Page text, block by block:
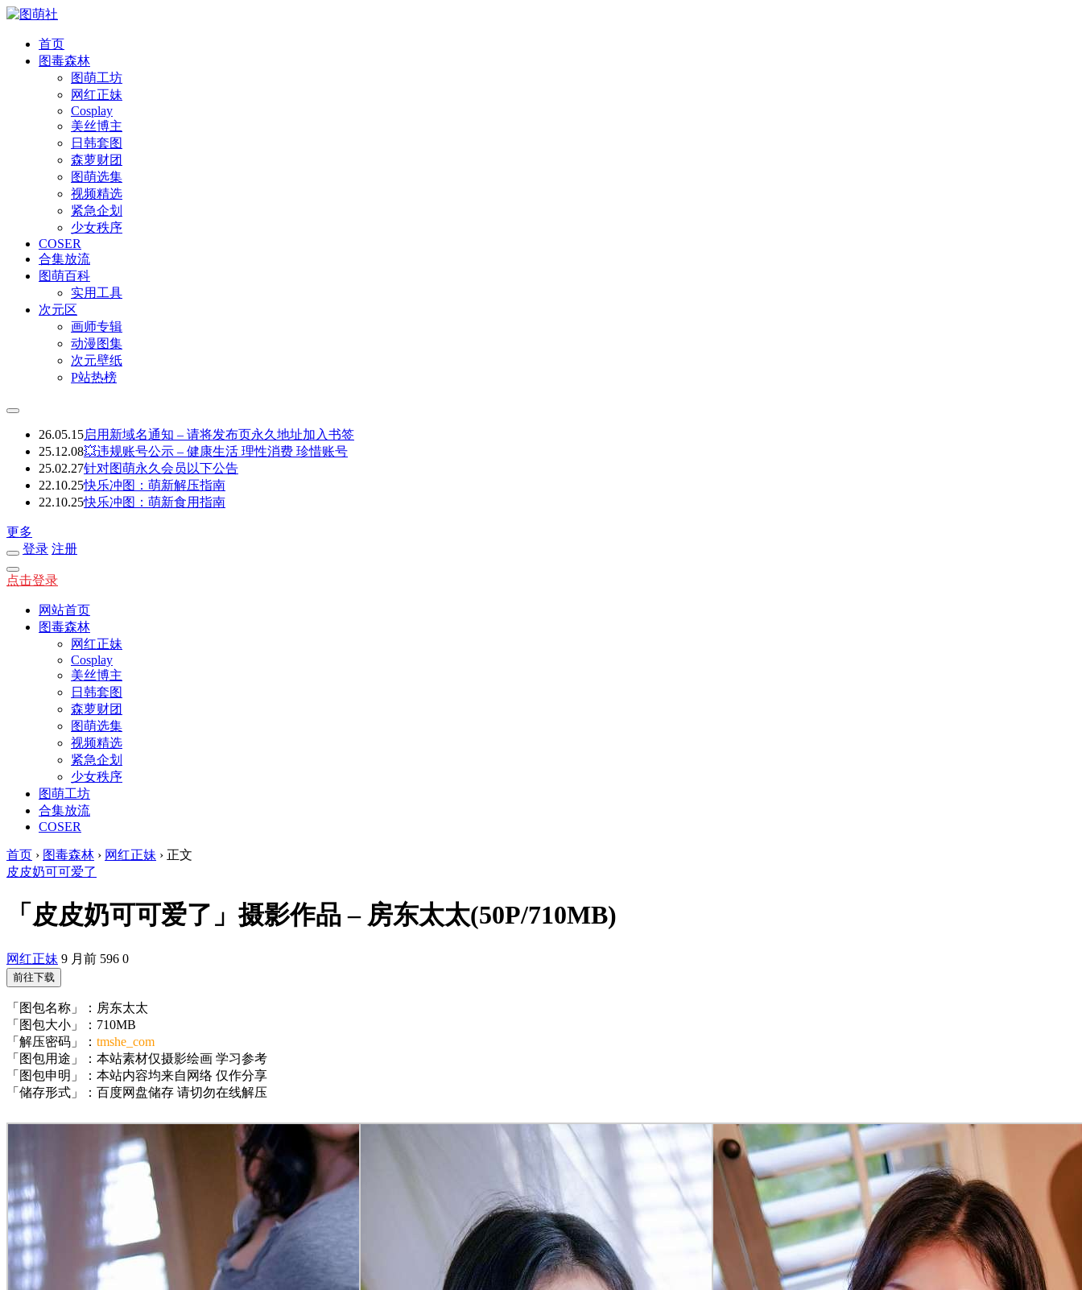
首页
图毒森林
图萌工坊
网红正妹
Cosplay
美丝博主
日韩套图
森萝财团
图萌选集
视频精选
紧急企划
少女秩序
COSER
合集放流
图萌百科
实用工具
次元区
画师专辑
动漫图集
次元壁纸
P站热榜
26.05.15启用新域名通知 – 请将发布页永久地址加入书签
25.12.08💥违规账号公示 – 健康生活 理性消费 珍惜账号
25.02.27针对图萌永久会员以下公告
22.10.25快乐冲图：萌新解压指南
22.10.25快乐冲图：萌新食用指南
更多
登录 注册
点击登录
网站首页
图毒森林
网红正妹
Cosplay
美丝博主
日韩套图
森萝财团
图萌选集
视频精选
紧急企划
少女秩序
图萌工坊
合集放流
COSER
首页 › 图毒森林 › 网红正妹 › 正文
皮皮奶可可爱了
「皮皮奶可可爱了」摄影作品 – 房东太太(50P/710MB)
网红正妹 9 月前 596 0
前往下载
「图包名称」：房东太太
「图包大小」：710MB
「解压密码」： tmshe_com
「图包用途」：本站素材仅摄影绘画 学习参考
「图包申明」：本站内容均来自网络 仅作分享
「储存形式」：百度网盘储存 请切勿在线解压